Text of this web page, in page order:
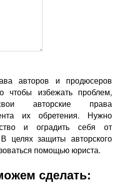
авторов и продюсеров
чтобы избежать проблем,
авторские права
их обретения. Нужно
и оградить себя от
целях защиты авторского
помощью юриста.
сделать: